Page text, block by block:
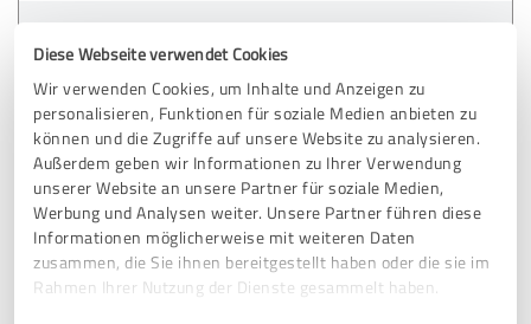
Diese Webseite verwendet Cookies
Wir verwenden Cookies, um Inhalte und Anzeigen zu
personalisieren, Funktionen für soziale Medien anbieten zu
können und die Zugriffe auf unsere Website zu analysieren.
Außerdem geben wir Informationen zu Ihrer Verwendung
unserer Website an unsere Partner für soziale Medien,
Werbung und Analysen weiter. Unsere Partner führen diese
Informationen möglicherweise mit weiteren Daten
zusammen, die Sie ihnen bereitgestellt haben oder die sie im
Rahmen Ihrer Nutzung der Dienste gesammelt haben.
Jennifer Dammann
05.10.2025 Sebastian
5,00 von 5
SEHR GUT Empfehlung